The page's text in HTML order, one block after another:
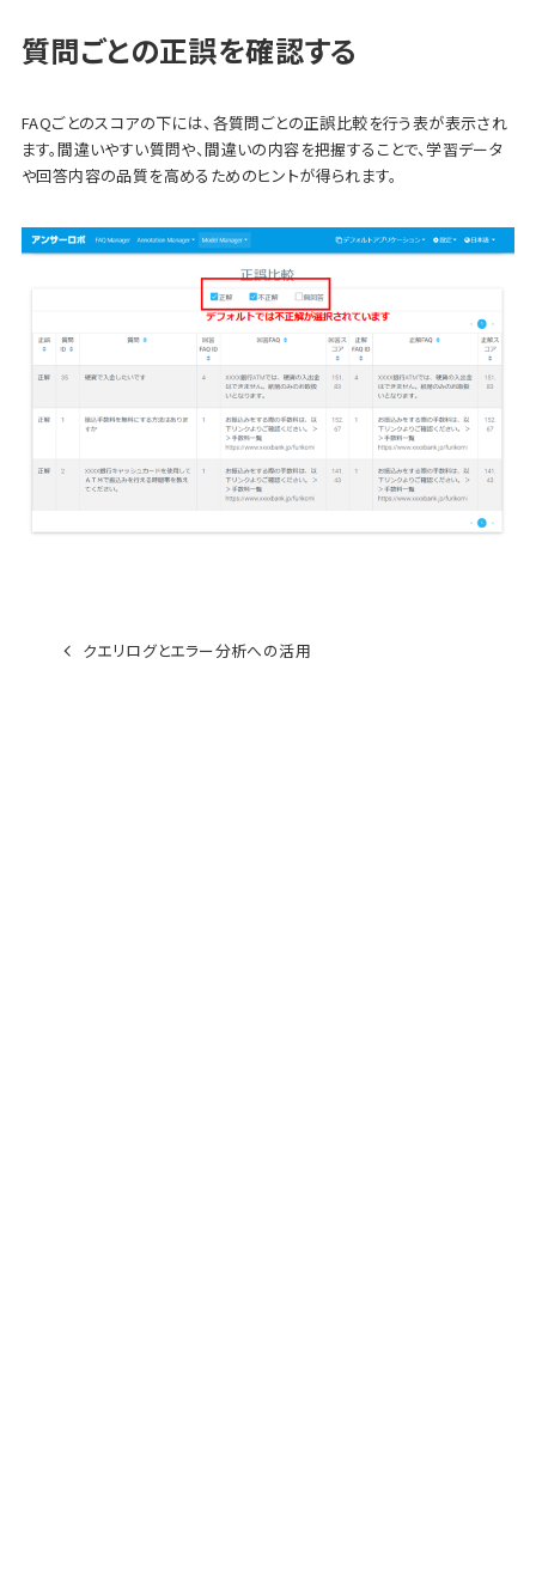
質問ごとの正誤を確認する
FAQごとのスコアの下には、各質問ごとの正誤比較を行う表が表示され
ます。間違いやすい質問や、間違いの内容を把握することで、学習データ
や回答内容の品質を高めるためのヒントが得られます。
クエリログとエラー分析への活用